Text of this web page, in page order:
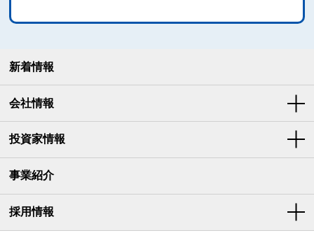
新着情報
会社情報
投資家情報
事業紹介
採用情報